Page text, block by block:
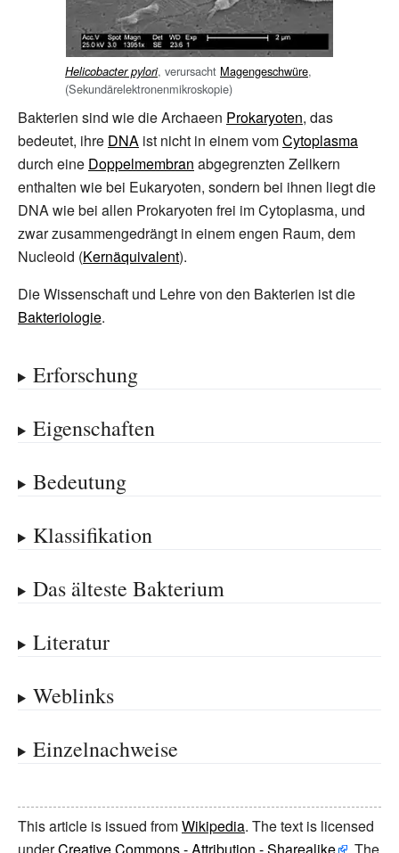
Helicobacter pylori, verursacht Magengeschwüre,
(Sekundärelektronenmikroskopie)
Bakterien sind wie die Archaeen Prokaryoten, das
bedeutet, ihre DNA ist nicht in einem vomCytoplasma
durch eine Doppelmembran abgegrenzten Zellkern
enthalten wie bei Eukaryoten, sondern bei ihnen liegt die
DNA wie bei allen Prokaryoten frei im Cytoplasma, und
zwar zusammengedrängt in einem engen Raum, dem
Nucleoid (Kernäquivalent).
Die Wissenschaft und Lehre von den Bakterien ist die
Bakteriologie.
Erforschung
Eigenschaften
Bedeutung
Klassifikation
Das älteste Bakterium
Literatur
Weblinks
Einzelnachweise
This article is issued fromWikipedia. The text is licensed